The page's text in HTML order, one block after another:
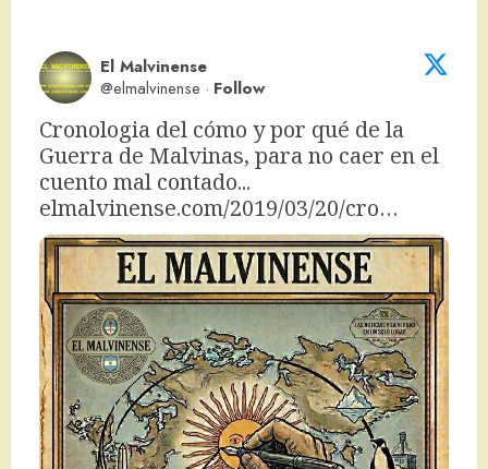
El Malvinense
@elmalvinense · Follow
Cronologia del cómo y por qué de la
Guerra de Malvinas, para no caer en el
elmalvinense.com/2019/03/20/cro…